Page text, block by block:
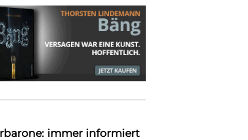
immer informiert